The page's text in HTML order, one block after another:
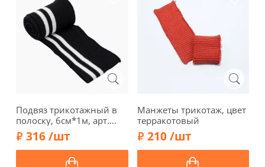
Подвяз трикотажный в
полоску, 6см*1м, арт.
3AR2878-2, черный/
белый
316 /шт
Манжеты трикотаж, цвет
терракотовый
210 /шт